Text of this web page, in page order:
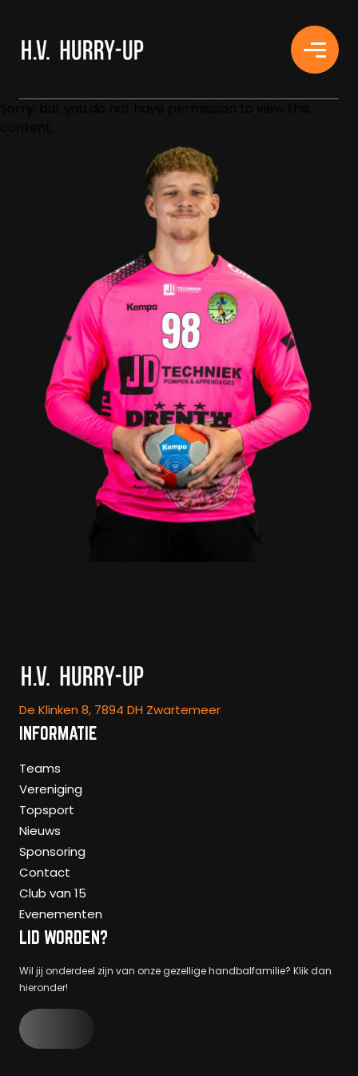
De Klinken 8, 7894 DH Zwartemeer
INFORMATIE
Teams
Vereniging
Topsport
Nieuws
Sponsoring
Contact
Club van 15
Evenementen
LID WORDEN?
Wil jij onderdeel zijn van onze gezellige handbalfamilie? Klik dan
hieronder!